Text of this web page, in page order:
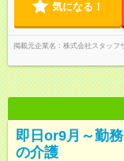
気になる！
掲載元企業名
株式会社スタッ
即日or9月～勤
の介護